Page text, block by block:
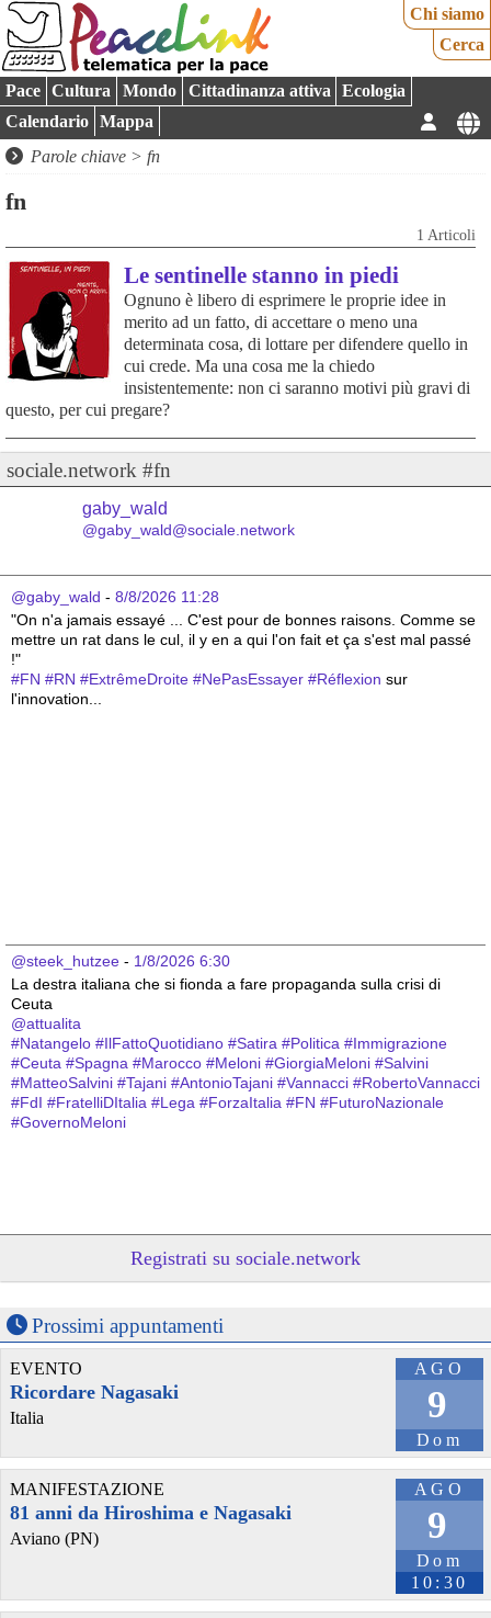
Chi siamo
Cerca
Pace Cultura Mondo Cittadinanza attiva
Ecologia
Calendario
Mappa
Parole chiave > fn
fn
1 Articoli
Le sentinelle stanno in piedi
Ognuno è libero di esprimere le proprie idee in
merito ad un fatto, di accettare o meno una
determinata cosa, di lottare per difendere quello in
cui crede. Ma una cosa me la chiedo
insistentemente: non ci saranno motivi più gravi di
questo, per cui pregare?
sociale.network #fn
gaby_wald
@gaby_wald@sociale.network
@gaby_wald - 8/8/2026 11:28
"On n'a jamais essayé ... C'est pour de bonnes raisons. Comme se
mettre un rat dans le cul, il y en a qui l'on fait et ça s'est mal passé
!"
#FN #RN #ExtrêmeDroite #NePasEssayer #Réflexion sur
l'innovation...
@steek_hutzee - 1/8/2026 6:30
La destra italiana che si fionda a fare propaganda sulla crisi di
Ceuta
@attualita
#Natangelo #IlFattoQuotidiano #Satira #Politica #Immigrazione
#Ceuta #Spagna #Marocco #Meloni #GiorgiaMeloni #Salvini
#MatteoSalvini #Tajani #AntonioTajani #Vannacci #RobertoVannacci
#FdI #FratelliDItalia #Lega #ForzaItalia #FN #FuturoNazionale
#GovernoMeloni
@steek_hutzee
27/7/2026 10:00
MarcoTravaglio #
Politica
#Vannacci
Grillo
Registrati su sociale.network
Prossimi appuntamenti
AGO
9
Dom
EVENTO
Ricordare Nagasaki
Italia
AGO
9
Dom
10:30
MANIFESTAZIONE
81 anni da Hiroshima e Nagasaki
Aviano (PN)